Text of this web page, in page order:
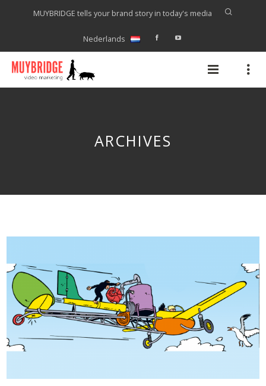
MUYBRIDGE tells your brand story in today's media
Nederlands
ARCHIVES